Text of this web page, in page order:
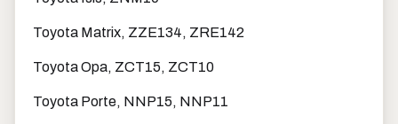
Toyota Matrix, ZZE134, ZRE142
Toyota Opa, ZCT15, ZCT10
Toyota Porte, NNP15, NNP11